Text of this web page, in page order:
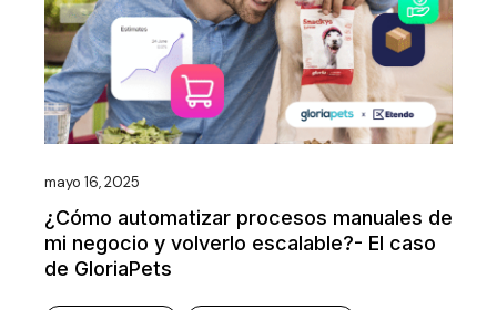
mayo 16, 2025
¿Cómo automatizar procesos manuales de
mi negocio y volverlo escalable?- El caso
de GloriaPets